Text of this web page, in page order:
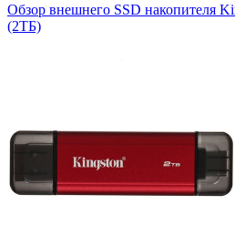
Обзор внешнего SSD накопителя
(2ТБ)